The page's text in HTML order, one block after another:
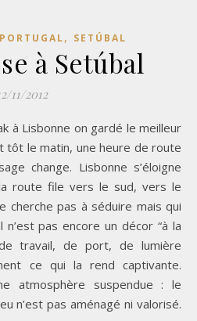
, SETÚBAL
à Setúbal
11/2012
tôt le matin, une heure de route
change. Lisbonne s’éloigne
route file vers le sud, vers le
cherche pas à séduire mais qui
pas encore un décor “à la
travail, de port, de lumière
ce qui la rend captivante.
atmosphère suspendue : le
n’est pas aménagé ni valorisé.